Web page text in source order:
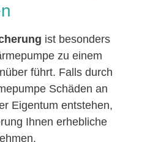
ist besonders
zu einem
führt. Falls durch
Schäden an
Eigentum entstehen,
Ihnen erhebliche